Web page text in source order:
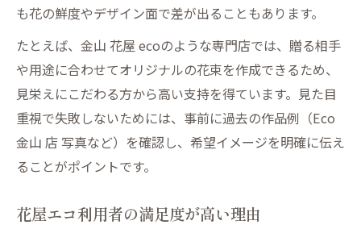
も花の鮮度やデザイン面で差が出ることもあります。
たとえば、金山 花屋 ecoのような専門店では、贈る相手
や用途に合わせてオリジナルの花束を作成できるため、
見栄えにこだわる方から高い支持を得ています。見た目
重視で失敗しないためには、事前に過去の作品例（Eco
金山 店 写真など）を確認し、希望イメージを明確に伝え
ることがポイントです。
花屋エコ利用者の満足度が高い理由